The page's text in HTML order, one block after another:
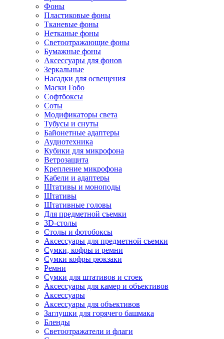
Фоны
Пластиковые фоны
Тканевые фоны
Нетканые фоны
Светоотражающие фоны
Бумажные фоны
Аксессуары для фонов
Зеркальные
Насадки для освещения
Маски Гобо
Софтбоксы
Соты
Модификаторы света
Тубусы и снуты
Байонетные адаптеры
Аудиотехника
Кубики для микрофона
Ветрозащита
Крепление микрофона
Кабели и адаптеры
Штативы и моноподы
Штативы
Штативные головы
Для предметной съемки
3D-столы
Столы и фотобоксы
Аксессуары для предметной съемки
Сумки, кофры и ремни
Сумки кофры рюкзаки
Ремни
Сумки для штативов и стоек
Аксессуары для камер и объективов
Аксессуары
Аксессуары для объективов
Заглушки для горячего башмака
Бленды
Светоотражатели и флаги